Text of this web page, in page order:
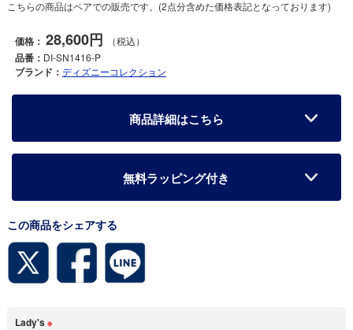
こちらの商品はペアでの販売です。(2点分含めた価格表記となっております)
価格： 28,600円 （税込）
品番： DI-SN1416-P
ブランド： ディズニーコレクション
商品詳細はこちら
無料ラッピング付き
この商品をシェアする
Lady's※